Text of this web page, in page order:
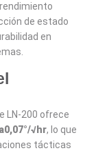
de estado
en
LN-200 ofrece
0,07°/√hr, lo que
tácticas